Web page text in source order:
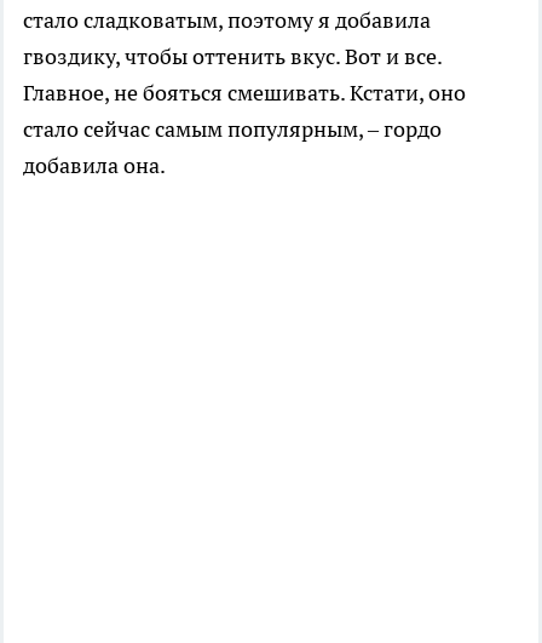
стало сладковатым, поэтому я добавила
гвоздику, чтобы оттенить вкус. Вот и все.
Главное, не бояться смешивать. Кстати, оно
стало сейчас самым популярным, – гордо
добавила она.